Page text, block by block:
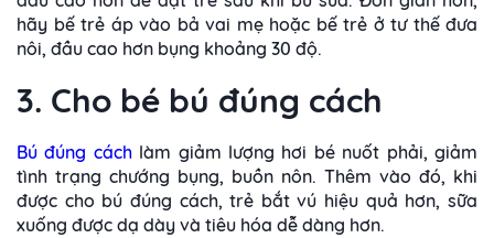
hãy bế trẻ áp vào bả vai mẹ hoặc bế trẻ ở tư thế đưa
nôi, đầu cao hơn bụng khoảng 30 độ.
3. Cho bé bú đúng cách
Bú đúng cáchlàm giảm lượng hơi bé nuốt phải, giảm
tình trạng chướng bụng, buồn nôn. Thêm vào đó, khi
được cho bú đúng cách, trẻ bắt vú hiệu quả hơn, sữa
xuống được dạ dày và tiêu hóa dễ dàng hơn.